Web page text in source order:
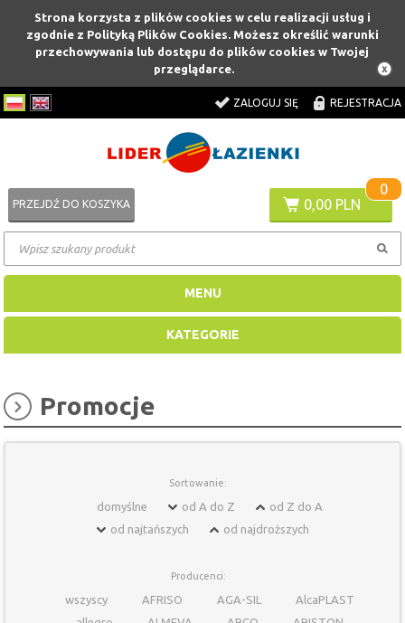
Strona korzysta z plików cookies w celu realizacji usług i
zgodnie z Polityką Plików Cookies. Możesz określić warunki
przechowywania lub dostępu do plików cookies w Twojej
przeglądarce.
ZALOGUJ SIĘ REJESTRACJA
0,00 PLN
0
PRZEJDŹ DO KOSZYKA
MENU
KATEGORIE
Promocje
Sortowanie:
domyślne od A do Z
od Z do A
od najtańszych
od najdroższych
Producenci:
wszyscy AFRISO AGA-SIL
AlcaPLAST